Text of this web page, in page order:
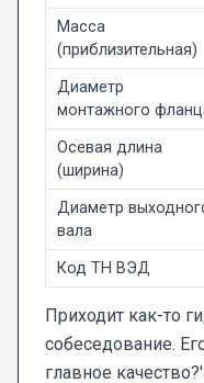
Масса
(приблизительная)
Диаметр
монтажного
Осевая длина
(ширина)
Диаметр
вала
Код ТН ВЭД
Приходит как-то
собеседование.
главное